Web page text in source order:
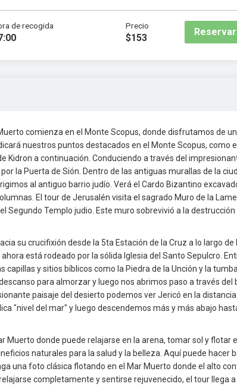
de recogida Precio
$153
comienza en el Monte Scopus, donde disfrutamos de
nuestros puntos destacados en el Monte Scopus, como
Kidron a continuación. Conduciendo a través del
la Puerta de Sión. Dentro de las antiguas murallas de la
al antiguo barrio judío. Verá el Cardo Bizantino
El tour de Jerusalén visita el sagrado Muro de la
Segundo Templo judio. Este muro sobrevivió a la destrucción
su crucifixión desde la 5ta Estación de la Cruz a lo largo de
está rodeado por la sólida Iglesia del Santo Sepulcro.
capillas y sitios bíblicos como la Piedra de la Unción y la
para almorzar y luego nos abrimos paso a través del
paisaje del desierto podemos ver Jericó en la
"nivel del mar" y luego descendemos más y más abajo
Muerto donde puede relajarse en la arena, tomar sol y flotar
naturales para la salud y la belleza. Aquí puede hacer
una foto clásica flotando en el Mar Muerto donde el alto
completamente y sentirse rejuvenecido, el tour llega a